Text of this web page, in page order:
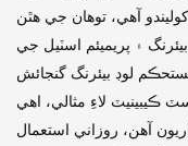
آهي، توهان جي هٿن
۽ پريميئم اسٽيل جي
لوڊ بيئرنگ گنجائش
ڪيبينيٽ لاءِ مثالي، اهي
آهن، روزاني استعمال